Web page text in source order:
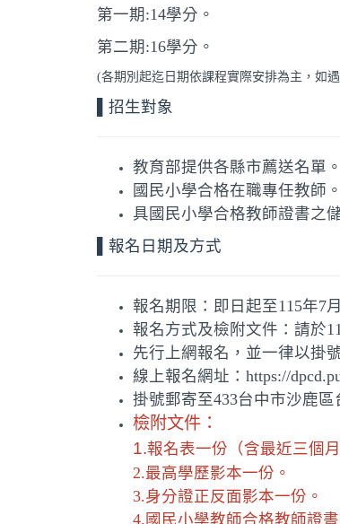
第一期:14學分。
第二期:16學分。
(各期別起迄日期依課程實際安排為主，如
▌招生對象
教育部提供各縣市薦送名單。
國民小學合格在職專任教師。
具國民小學合格教師證書之
▌報名日期及方式
報名期限：即日起至115年7
報名方式及檢附文件：請於
先行上網報名，並一律以掛
線上報名網址：https://
掛號郵寄至433台中市沙鹿
檢附文件：
1.報名表一份（含最近三個
2.最高學歷影本一份。
3.身分證正反面影本一份。
4. 國民小學教師合格教師證